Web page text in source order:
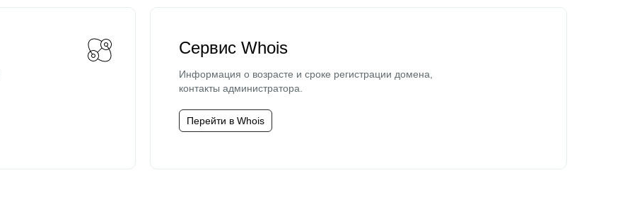
Сервис Whois
Информация о возрасте и сроке регистрации домена,
контакты администратора.
Перейти в Whois